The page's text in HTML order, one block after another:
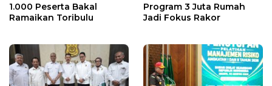
1.000 Peserta Bakal
Ramaikan Toribulu
Program 3 Juta Rumah
Jadi Fokus Rakor